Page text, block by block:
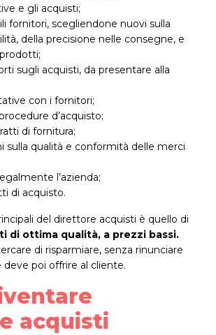
e gli acquisti;
fornitori, scegliendone nuovi sulla
della precisione nelle consegne, e
sugli acquisti, da presentare alla
con i fornitori;
d’acquisto;
di fornitura;
sulla qualità e conformità delle merci
l’azienda;
di acquisto.
del direttore acquisti è quello di
di ottima qualità, a prezzi bassi.
di risparmiare, senza rinunciare
deve poi offrire al cliente.
acquisti